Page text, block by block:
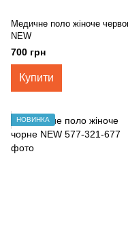
Медичне поло жіноче
NEW
700 грн
Купити
НОВИНКА